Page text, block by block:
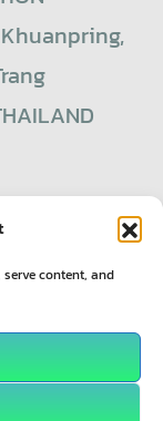
serve content, and